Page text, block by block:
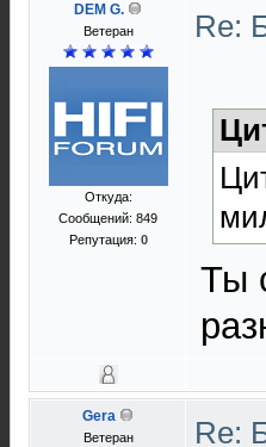
DEM G.
Ветеран
Откуда:
Сообщений: 849
Репутация: 0
Re:
Ты
Gera
Ветеран Re: